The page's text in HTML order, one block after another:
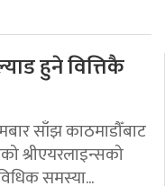
हुने वित्तिकै
साँझ काठमाडौँबाट
श्रीएयरलाइन्सको
समस्या...